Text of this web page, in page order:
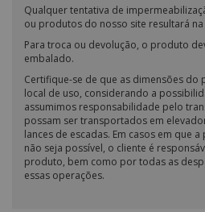
Qualquer tentativa de
ou produtos do nosso site resultará
Para troca ou devolução, o produto
embalado.
Certifique-se de que as dimensões do
local de uso, considerando a
assumimos responsabilidade pelo
possam ser transportados em
lances de escadas. Em casos em que
não seja possível, o cliente é
produto, bem como por todas as
essas operações.